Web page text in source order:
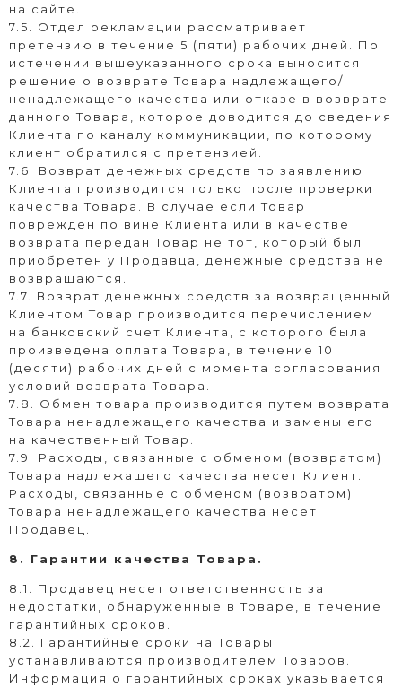
на сайте.
7.5. Отдел рекламации рассматривает
претензию в течение 5 (пяти) рабочих дней. По
истечении вышеуказанного срока выносится
решение о возврате Товара надлежащего/
ненадлежащего качества или отказе в возврате
данного Товара, которое доводится до сведения
Клиента по каналу коммуникации, по которому
клиент обратился с претензией.
7.6. Возврат денежных средств по заявлению
Клиента производится только после проверки
качества Товара. В случае если Товар
поврежден по вине Клиента или в качестве
возврата передан Товар не тот, который был
приобретен у Продавца, денежные средства не
возвращаются.
7.7. Возврат денежных средств за возвращенный
Клиентом Товар производится перечислением
на банковский счет Клиента, с которого была
произведена оплата Товара, в течение 10
(десяти) рабочих дней с момента согласования
условий возврата Товара.
7.8. Обмен товара производится путем возврата
Товара ненадлежащего качества и замены его
на качественный Товар.
7.9. Расходы, связанные с обменом (возвратом)
Товара надлежащего качества несет Клиент.
Расходы, связанные с обменом (возвратом)
Товара ненадлежащего качества несет
Продавец.
8. Гарантии качества Товара.
8.1. Продавец несет ответственность за
недостатки, обнаруженные в Товаре, в течение
гарантийных сроков.
8.2. Гарантийные сроки на Товары
устанавливаются производителем Товаров.
Информация о гарантийных сроках указывается